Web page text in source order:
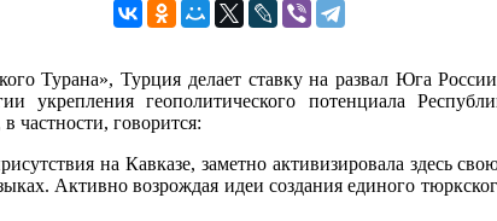
Турана», Турция делает ставку на развал Юга
укрепления геополитического потенциала
частности, говорится:
на Кавказе, заметно активизировала здесь
Активно возрождая идеи создания единого